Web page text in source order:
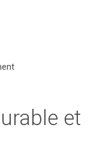
et